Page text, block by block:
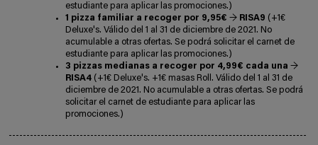
estudiante para aplicar las promociones.)
1 pizza familiar a recoger por 9,95€ → RISA9 (+1€
Deluxe's. Válido del 1 al 31 de diciembre de 2021. No
acumulable a otras ofertas. Se podrá solicitar el carnet de
estudiante para aplicar las promociones.)
3 pizzas medianas a recoger por 4,99€ cada una →
RISA4 (+1€ Deluxe's. +1€ masas Roll. Válido del 1 al 31 de
diciembre de 2021. No acumulable a otras ofertas. Se podrá
solicitar el carnet de estudiante para aplicar las
promociones.)
------------------------------------------------------------------------------------